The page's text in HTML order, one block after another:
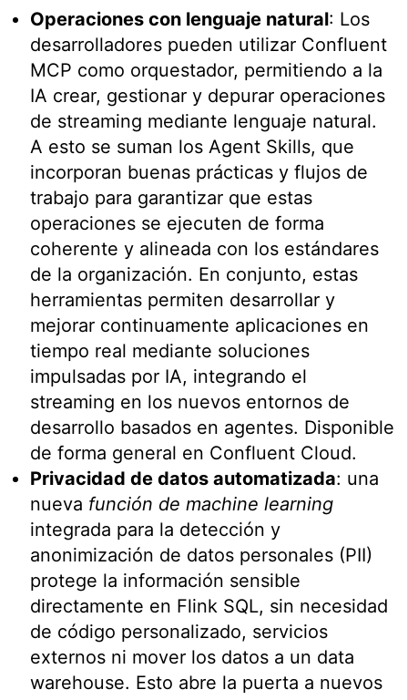
Operaciones con lenguaje natural: Los
desarrolladores pueden utilizar Confluent
MCP como orquestador, permitiendo a la
IA crear, gestionar y depurar operaciones
de streaming mediante lenguaje natural.
A esto se suman los Agent Skills, que
incorporan buenas prácticas y flujos de
trabajo para garantizar que estas
operaciones se ejecuten de forma
coherente y alineada con los estándares
de la organización. En conjunto, estas
herramientas permiten desarrollar y
mejorar continuamente aplicaciones en
tiempo real mediante soluciones
impulsadas por IA, integrando el
streaming en los nuevos entornos de
desarrollo basados en agentes. Disponible
de forma general en Confluent Cloud.
Privacidad de datos automatizada: una
nueva función de machine learning
integrada para la detección y
anonimización de datos personales (PII)
protege la información sensible
directamente en Flink SQL, sin necesidad
de código personalizado, servicios
externos ni mover los datos a un data
warehouse. Esto abre la puerta a nuevos